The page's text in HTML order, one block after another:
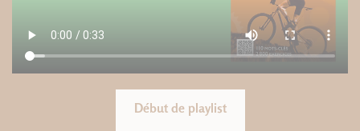
Début de playlist